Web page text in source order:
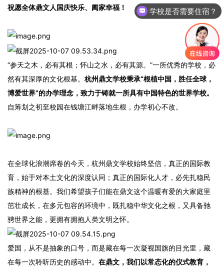
祝愿全体鼎文人国庆快乐、阖家幸福！
“参天之木，必有其根；怀山之水，必有其源。”一所优秀的学校，必
然有其深厚的文化根基。 杭州鼎文学校秉承“根植中国，胜任全球，
博爱世界”的办学理念，致力于铸就一所具有中国特色的世界学校。
自筹划之初至校园在钱塘江畔落地生根，办学初心不改。
在全球化浪潮席卷的今天，杭州鼎文学校始终坚信，真正的国际教
育，始于对本土文化的深度认同；真正的国际化人才，必先扎稳民
族精神的根基。我们希望孩子们能在鼎文这个温暖有爱的大家庭里
茁壮成长，在多元包容的环境中，既扎稳中华文化之根，又具备驰
骋世界之能，更拥有拥抱人类文明之怀。
爱国，从不是抽象的口号，而是藏在每一次凝视国旗的目光里，藏
在每一次聆听历史的感动中。 在鼎文，我们以常态化的仪式教育，
学校是否需要住宿？